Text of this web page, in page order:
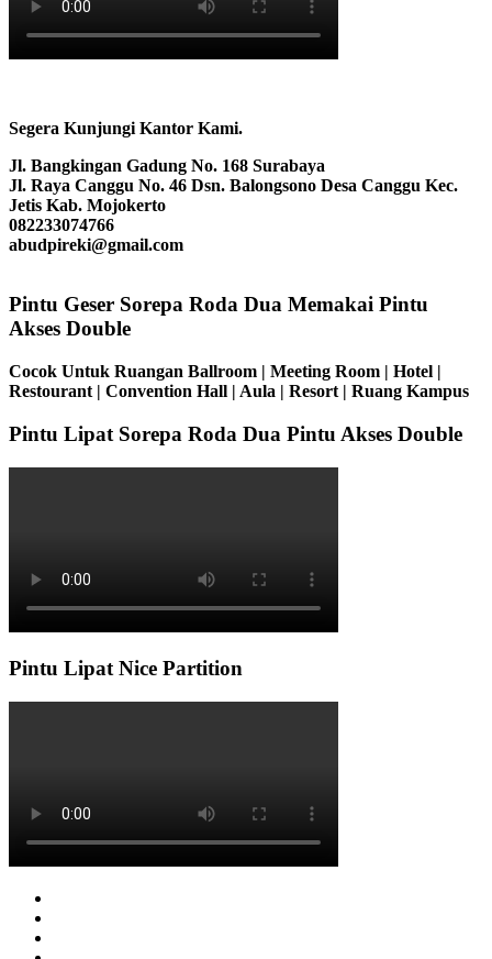
Segera Kunjungi Kantor Kami.
Jl. Bangkingan Gadung No. 168 Surabaya
Jl. Raya Canggu No. 46 Dsn. Balongsono Desa Canggu Kec.
Jetis Kab. Mojokerto
082233074766
abudpireki@gmail.com
Pintu Geser Sorepa Roda Dua Memakai Pintu
Akses Double
Cocok Untuk Ruangan Ballroom | Meeting Room | Hotel |
Restourant | Convention Hall | Aula | Resort | Ruang Kampus
Pintu Lipat Sorepa Roda Dua Pintu Akses Double
Pintu Lipat Nice Partition